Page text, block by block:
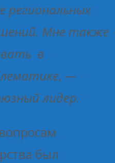
региональных
Мне также
в
—
лидер.
был